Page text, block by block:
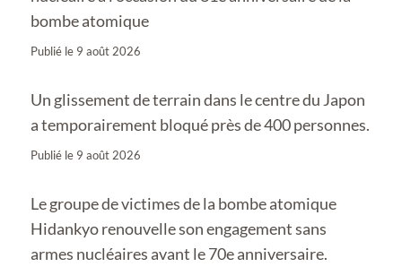
bombe atomique
Publié le 9 août 2026
Un glissement de terrain dans le centre du Japon
a temporairement bloqué près de 400 personnes.
Publié le 9 août 2026
Le groupe de victimes de la bombe atomique
Hidankyo renouvelle son engagement sans
armes nucléaires avant le 70e anniversaire.